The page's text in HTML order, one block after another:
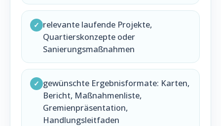
✓ relevante laufende Projekte,
Quartierskonzepte oder
Sanierungsmaßnahmen
✓ gewünschte Ergebnisformate: Karten,
Bericht, Maßnahmenliste,
Gremienpräsentation,
Handlungsleitfaden